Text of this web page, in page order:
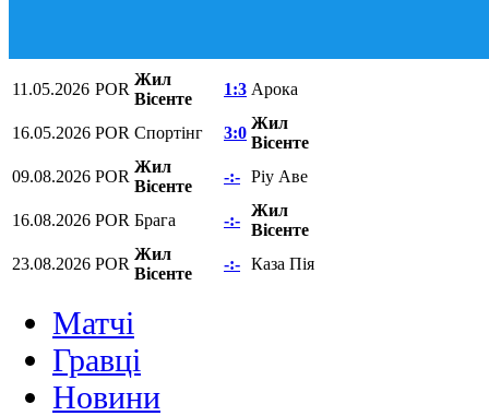
11.05.2026 POR
Жил
Вісенте
1:3 Арока
16.05.2026 POR Спортінг 3:0
Жил
Вісенте
09.08.2026 POR
Жил
Вісенте
-:- Ріу Аве
16.08.2026 POR Брага -:-
Жил
Вісенте
23.08.2026 POR
Жил
Вісенте
-:- Каза Пія
Матчi
Гравці
Новини